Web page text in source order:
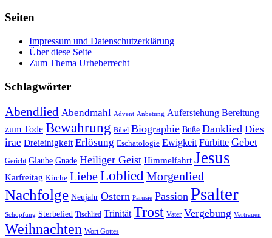
Seiten
Impressum und Datenschutzerklärung
Über diese Seite
Zum Thema Urheberrecht
Schlagwörter
Abendlied Abendmahl Advent Anbetung Auferstehung Bereitung
zum Tode Bewahrung Bibel Biographie Buße Danklied Dies
irae Dreieinigkeit Erlösung Eschatologie Ewigkeit Fürbitte Gebet
Gericht Glaube Gnade Heiliger Geist Himmelfahrt Jesus
Karfreitag Kirche LiebeLobliedMorgenlied
Nachfolge Neujahr Ostern Parusie Passion Psalter
Schöpfung Sterbelied Tischlied Trinität Trost Vater Vergebung Vertrauen
Weihnachten Wort Gottes